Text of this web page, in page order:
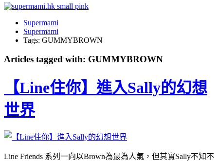
Supermami
Supermami
Tags: GUMMYBROWN
Articles tagged with: GUMMYBROWN
【Line住你】進入Sally的幻想
世界
Line Friends 系列一向以Brown為最為人氣，但其實Sally不知不